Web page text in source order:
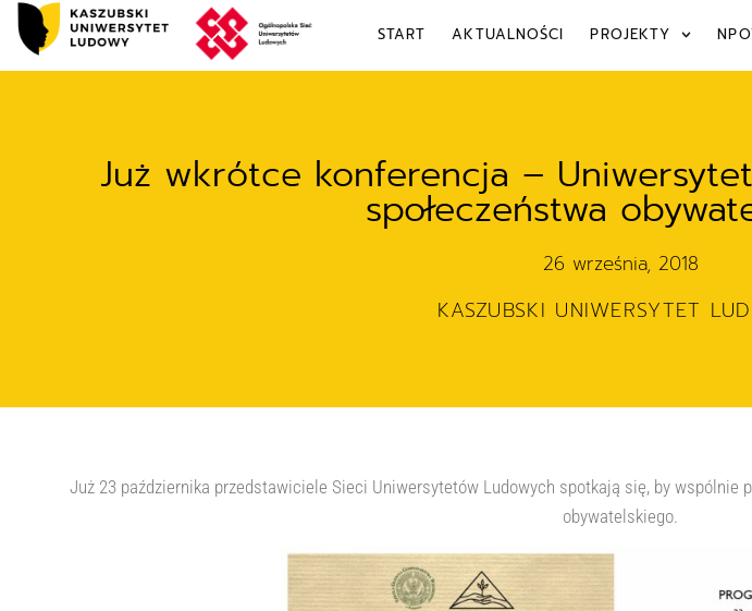
START AKTUALNOŚCI PROJEKTY
Już wkrótce konferencja –
społeczeństwa
26 września, 2018
KASZUBSKI UNIWERSYTET
Już 23 października przedstawiciele Sieci Uniwersytetów Ludowych spotkają się, by wspólnie
obywatelskiego.